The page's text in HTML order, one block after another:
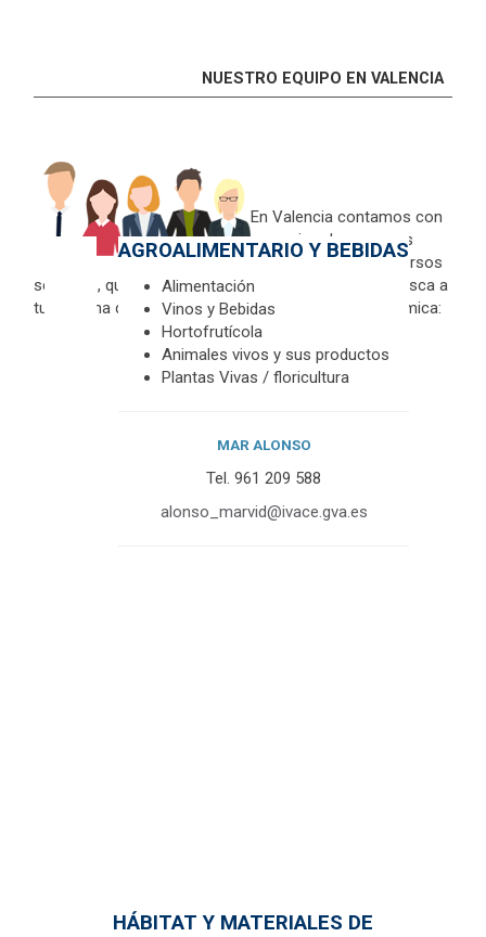
NUESTRO EQUIPO EN VALENCIA
En Valencia contamos con
un equipo de personas
especializadas en diversos
sectores, que te ayudarán a diseñar tu estrategia. Busca a
tu persona de contacto, por tipo de actividad económica:
AGROALIMENTARIO Y BEBIDAS
Alimentación
Vinos y Bebidas
Hortofrutícola
Animales vivos y sus productos
Plantas Vivas / floricultura
MAR ALONSO
Tel. 961 209 588
alonso_ marvid@ivace.gva.es
HÁBITAT Y MATERIALES DE